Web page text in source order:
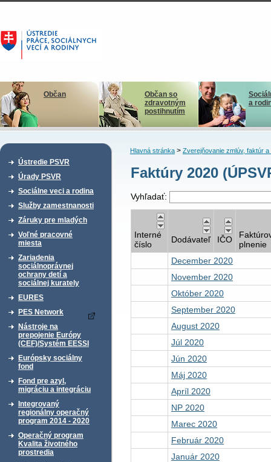
Občan
Občan so
zdravotným
postihnutím
a
Ústredie PSVR
Úrady PSVR
Sociálne veci a rodina
Služby zamestnanosti
Záruky pre mladých
Voľné pracovné
miesta
Zariadenia
sociálnoprávnej
ochrany detí a
sociálnej kurately
EURES
PES Network
Nástroje na
prepojenie Európy
(CEF)/Systém EESSI
Európsky sociálny
fond
Fond pre azyl,
migráciu a integráciu
Integrovaný
regionálny operačný
program 2014 - 2020
Operačný program
Kvalita životného
prostredia
Hlavná stránka> Zverejňovanie zmlúv, faktúr a
Faktúry 2020
Vyhľadať:
Interné
číslo
Dodávateľ IČO
plnenie
December 2020
November 2020
Október 2020
September 2020
August 2020
Júl 2020
Jún 2020
Máj 2020
Apríl 2020
NP 2020
Marec 2020
Február 2020
Január 2020